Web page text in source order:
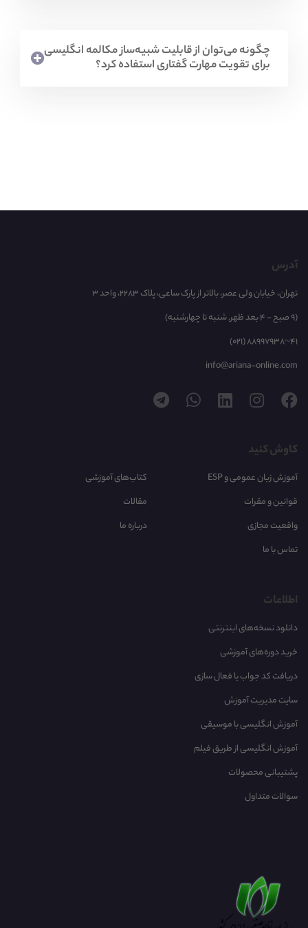
چگونه می‌توان از قابلیت شبیه‌ساز مکالمه انگلیسی
برای تقویت مهارت گفتاری استفاده کرد؟
آدرس
تهران، خیابان ولی عصر، بالاتر از پارک ساعی، پلاک 2283، واحد 3
(9 صبح - 4 بعد ظهر, شنبه تا چهارشنبه)
(021) 88997938~41
info@ariana-online.com
کاوش کنید
آموزش زبان عمومی و ESP
کتاب‌های آموزشی
قوانین و مقرات
مقالات
واقعیت مجازی
درباره ما
تماس با ما
اطلاعات
دانلود نسخه‌های اینترنتی
خرید دوره‌های آموزشی
دریافت کد جواب یا فعال سازی
سایت مدیریت آموزش
آموزش انگلیسی با موسیقی‌
آموزش انگلیسی از طریق فیلم
پشتیبانی محصولات
سوالات متداول